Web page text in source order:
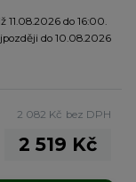
do 16:00.
do 10.08.2026
2 519 Kč
2 082 Kč bez DPH